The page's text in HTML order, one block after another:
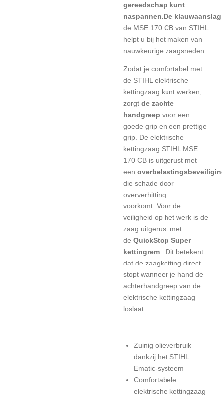
gereedschap kunt
naspannen.De klauwaanslag
de MSE 170 CB van STIHL
helpt u bij het maken van
nauwkeurige zaagsneden.
Zodat je comfortabel met
de STIHL elektrische
kettingzaag kunt werken,
zorgt de zachte
handgreep voor een
goede grip en een prettige
grip. De elektrische
kettingzaag STIHL MSE
170 CB is uitgerust met
een
die schade door
oververhitting
voorkomt. Voor de
veiligheid op het werk is de
zaag uitgerust met
de QuickStop Super
kettingrem
Dit betekent
dat de zaagketting direct
stopt wanneer je hand de
achterhandgreep van de
elektrische kettingzaag
loslaat.
Zuinig olieverbruik
dankzij het STIHL
Ematic-systeem
Comfortabele
elektrische kettingzaag